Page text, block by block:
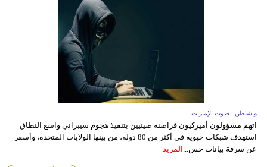
واشنطن ـ صوت الإمارات
اتهم مسؤولون أميركيون قراصنة صينيين بتنفيذ هجوم سيبراني واسع النطاق
استهدف شبكات حيوية في أكثر من 80 دولة، من بينها الولايات المتحدة، وأسفر
عن سرقة بيانات حس... المزيد